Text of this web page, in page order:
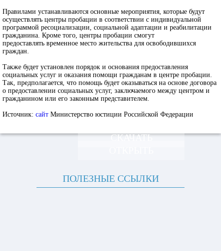
Правилами устанавливаются основные мероприятия, которые будут
осуществлять центры пробации в соответствии с индивидуальной
программой ресоциализации, социальной адаптации и реабилитации
гражданина. Кроме того, центры пробации смогут
предоставлять временное место жительства для освободившихся
граждан.
Также будет установлен порядок и основания предоставления
социальных услуг и оказания помощи гражданам в центре пробации.
Так, предполагается, что помощь будет оказываться на основе договора
о предоставлении социальных услуг, заключаемого между центром и
гражданином или его законным представителем.
Источник: сайт Министерство юстиции Российской Федерации
СКАЧАТЬ
ПОЛЕЗНЫЕ ССЫЛКИ